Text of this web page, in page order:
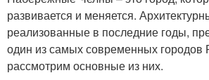
развивается и меняется.
реализованные в последние годы,
один из самых современных городов
рассмотрим основные из них.